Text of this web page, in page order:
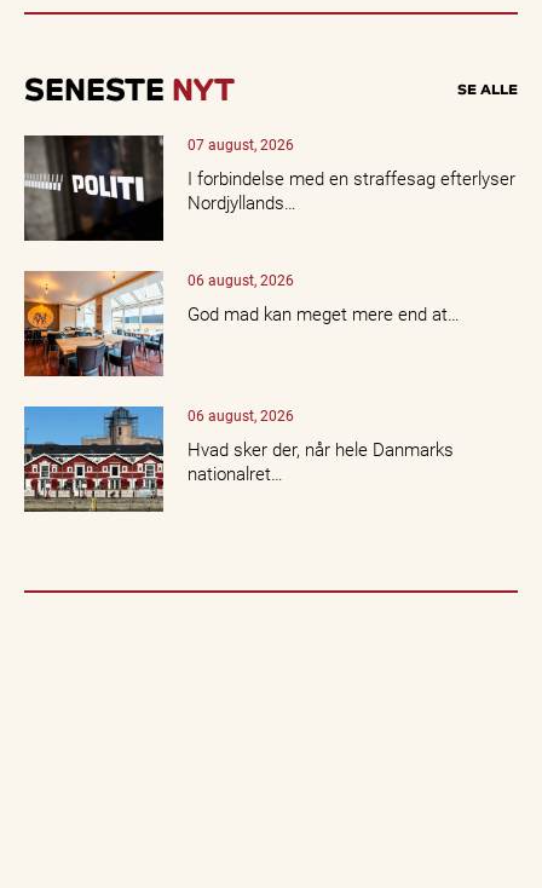
SENESTE NYT SE ALLE
07 august, 2026
I forbindelse med en straffesag efterlyser
Nordjyllands…
06 august, 2026
God mad kan meget mere end at…
06 august, 2026
Hvad sker der, når hele Danmarks
nationalret…